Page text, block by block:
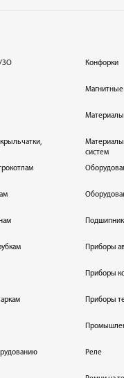
Конфорки
Магнитные
Материалы
Материалы
систем
Приборы
Приборы
Приборы
Реле